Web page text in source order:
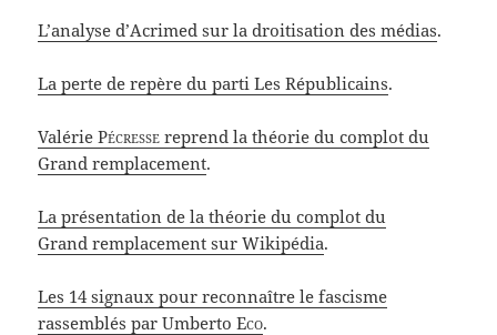
L’analyse d’Acrimed sur la droitisation des médias.
La perte de repère du parti Les Républicains.
ValériePécresse reprend la théorie du complot du
Grand remplacement.
La présentation de la théorie du complot du
Grand remplacement sur Wikipédia.
Les 14 signaux pour reconnaître le fascisme
rassemblés par UmbertoEco.